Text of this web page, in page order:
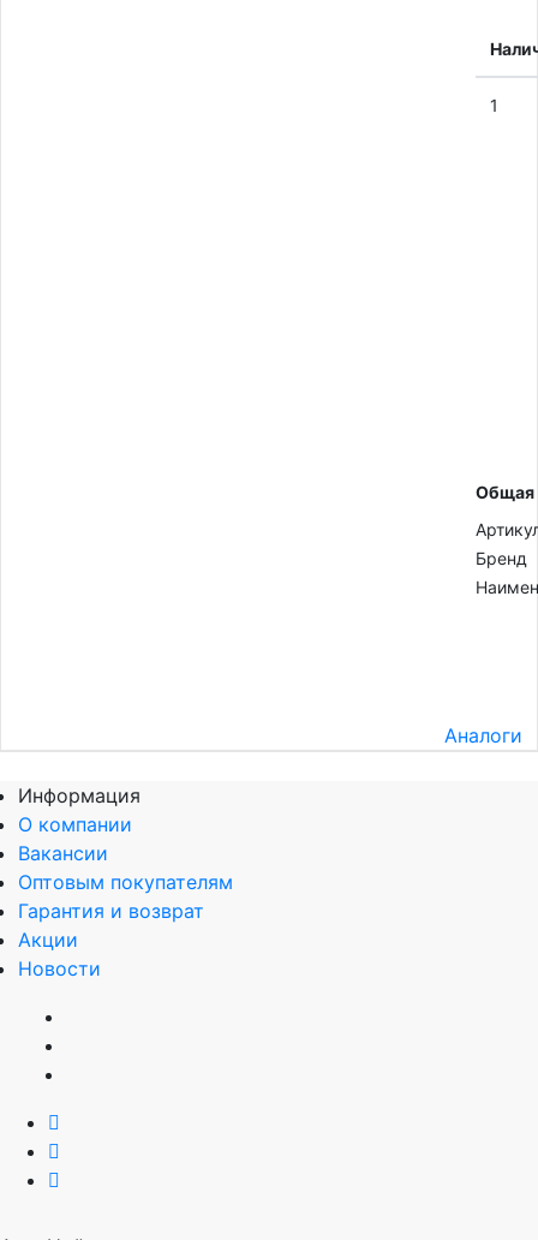
1
Общая
Бренд
Аналоги
Информация
О компании
Вакансии
Оптовым покупателям
Гарантия и возврат
Акции
Новости